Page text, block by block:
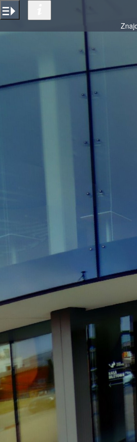
Przejdź do treści
SPACER-WIRTUALNY